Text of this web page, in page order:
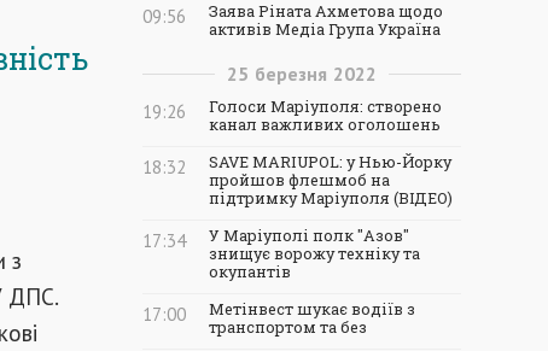
з
ДПС.
09:56
Заява Ріната Ахметова щодо
активів Медіа Група Україна
25 березня 2022
19:26
Голоси Маріуполя: створено
канал важливих оголошень
18:32
SAVE MARIUPOL: у Нью-Йорку
пройшов флешмоб на
підтримку Маріуполя (ВІДЕО)
17:34
У Маріуполі полк "Азов"
знищує ворожу техніку та
окупантів
17:00
Метінвест шукає водіїв з
транспортом та без